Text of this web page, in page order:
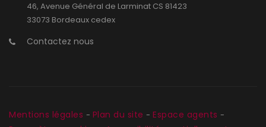
46, Avenue Général de Larminat CS 81423
33073 Bordeaux cedex
Contactez nous
Mentions légales - Plan du site - Espace agents -